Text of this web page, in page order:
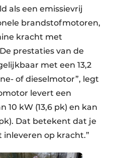
als een emissievrij
brandstofmotoren,
kracht met
prestaties van de
met een 13,2
of dieselmotor”, legt
levert een
10 kW (13,6 pk) en kan
Dat betekent dat je
op kracht.”